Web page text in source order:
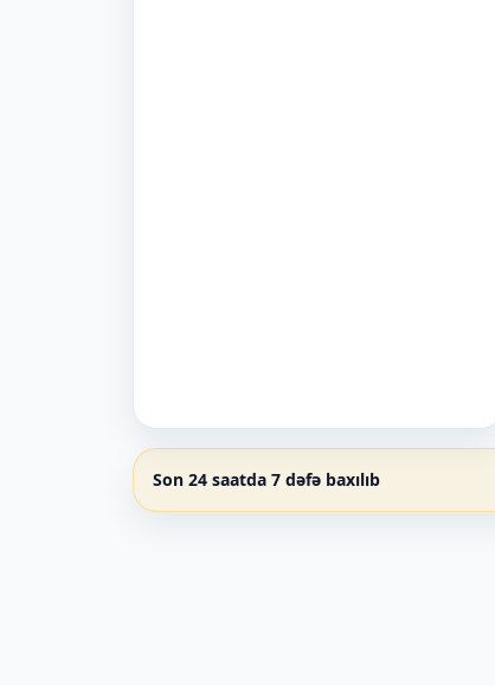
Son 24 saatda 7 dəfə baxılıb